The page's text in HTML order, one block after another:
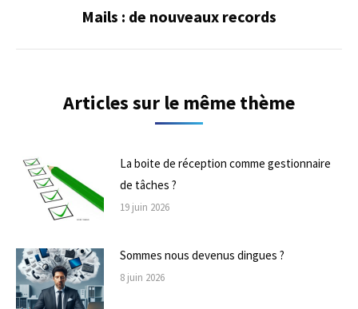
Onglet
Mails : de nouveaux records
Articles sur le même thème
La boite de réception comme gestionnaire
de tâches ?
19 juin 2026
Sommes nous devenus dingues ?
8 juin 2026